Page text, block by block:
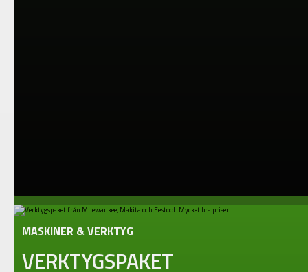
MASKINER & VERKTYG
VERKTYGSPAKET